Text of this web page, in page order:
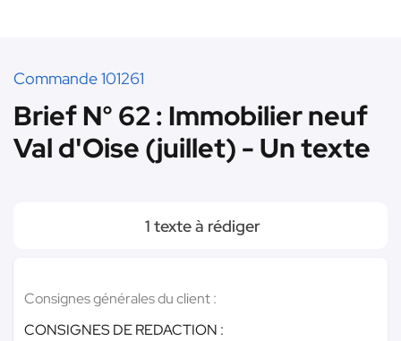
Commande 101261
Brief N° 62 : Immobilier neuf
Val d'Oise (juillet) - Un texte
1 texte à rédiger
Consignes générales du client :
CONSIGNES DE REDACTION :